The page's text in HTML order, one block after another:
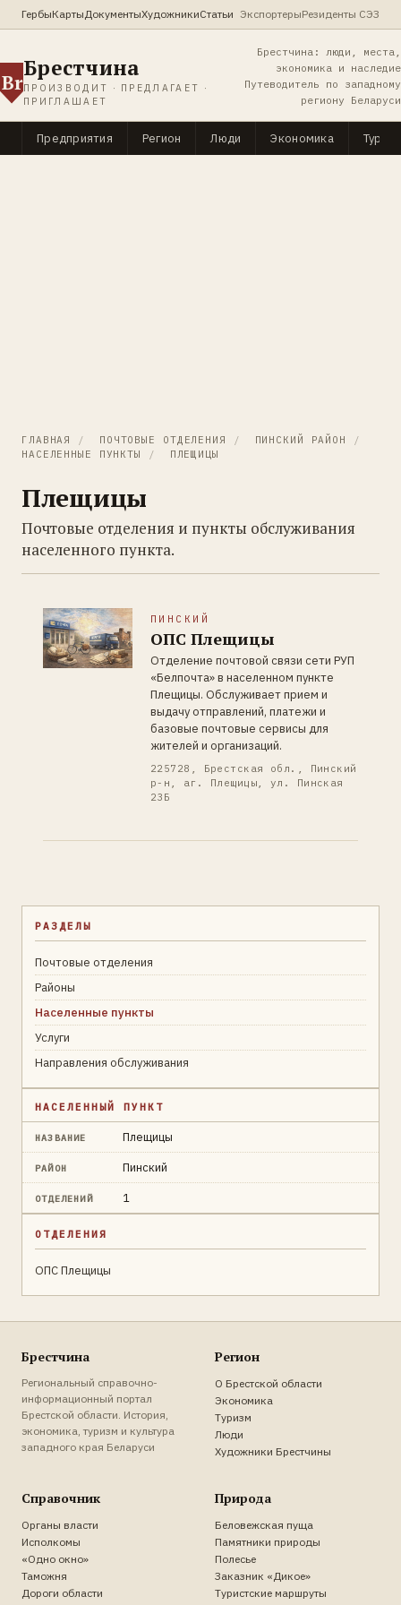
ГербыКартыДокументыХудожникиСтатьи ЭкспортерыРезиденты СЭЗ
Br
Брестчина
ПРОИЗВОДИТ · ПРЕДЛАГАЕТ ·
ПРИГЛАШАЕТ
Брестчина: люди, места,
экономика и наследие
Путеводитель по западному
региону Беларуси
Предприятия Регион Люди Экономика
ГЛАВНАЯ / ПОЧТОВЫЕ ОТДЕЛЕНИЯ / ПИНСКИЙ РАЙОН
/
НАСЕЛЕННЫЕ ПУНКТЫ
/ ПЛЕЩИЦЫ
Плещицы
Почтовые отделения и пункты обслуживания
населенного пункта.
ПИНСКИЙ
ОПС Плещицы
Отделение почтовой связи сети РУП
«Белпочта» в населенном пункте
Плещицы. Обслуживает прием и
выдачу отправлений, платежи и
базовые почтовые сервисы для
жителей и организаций.
225728, Брестская обл., Пинский
р-н, аг. Плещицы, ул. Пинская
23Б
РАЗДЕЛЫ
Почтовые отделения
Районы
Населенные пункты
Услуги
Направления обслуживания
НАСЕЛЕННЫЙ ПУНКТ
НАЗВАНИЕ Плещицы
РАЙОН Пинский
ОТДЕЛЕНИЙ 1
ОТДЕЛЕНИЯ
ОПС Плещицы
Брестчина
Региональный справочно-
информационный портал
Брестской области. История,
экономика, туризм и культура
западного края Беларуси
Регион
О Брестской области
Экономика
Туризм
Люди
Художники Брестчины
Справочник
Органы власти
Исполкомы
«Одно окно»
Таможня
Дороги области
Природа
Беловежская пуща
Памятники природы
Полесье
Заказник «Дикое»
Туристские маршруты